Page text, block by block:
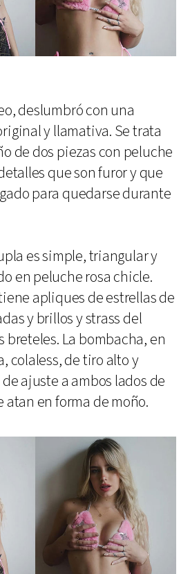
deslumbró con una
y llamativa. Se trata
de dos piezas con peluche
que son furor y que
para quedarse durante
es simple, triangular y
en peluche rosa chicle.
apliques de estrellas de
y brillos y strass del
breteles. La bombacha, en
colaless, de tiro alto y
ajuste a ambos lados de
atan en forma de moño.